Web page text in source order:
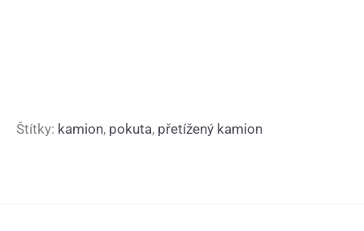
Štítky: kamion, pokuta, přetížený kamion